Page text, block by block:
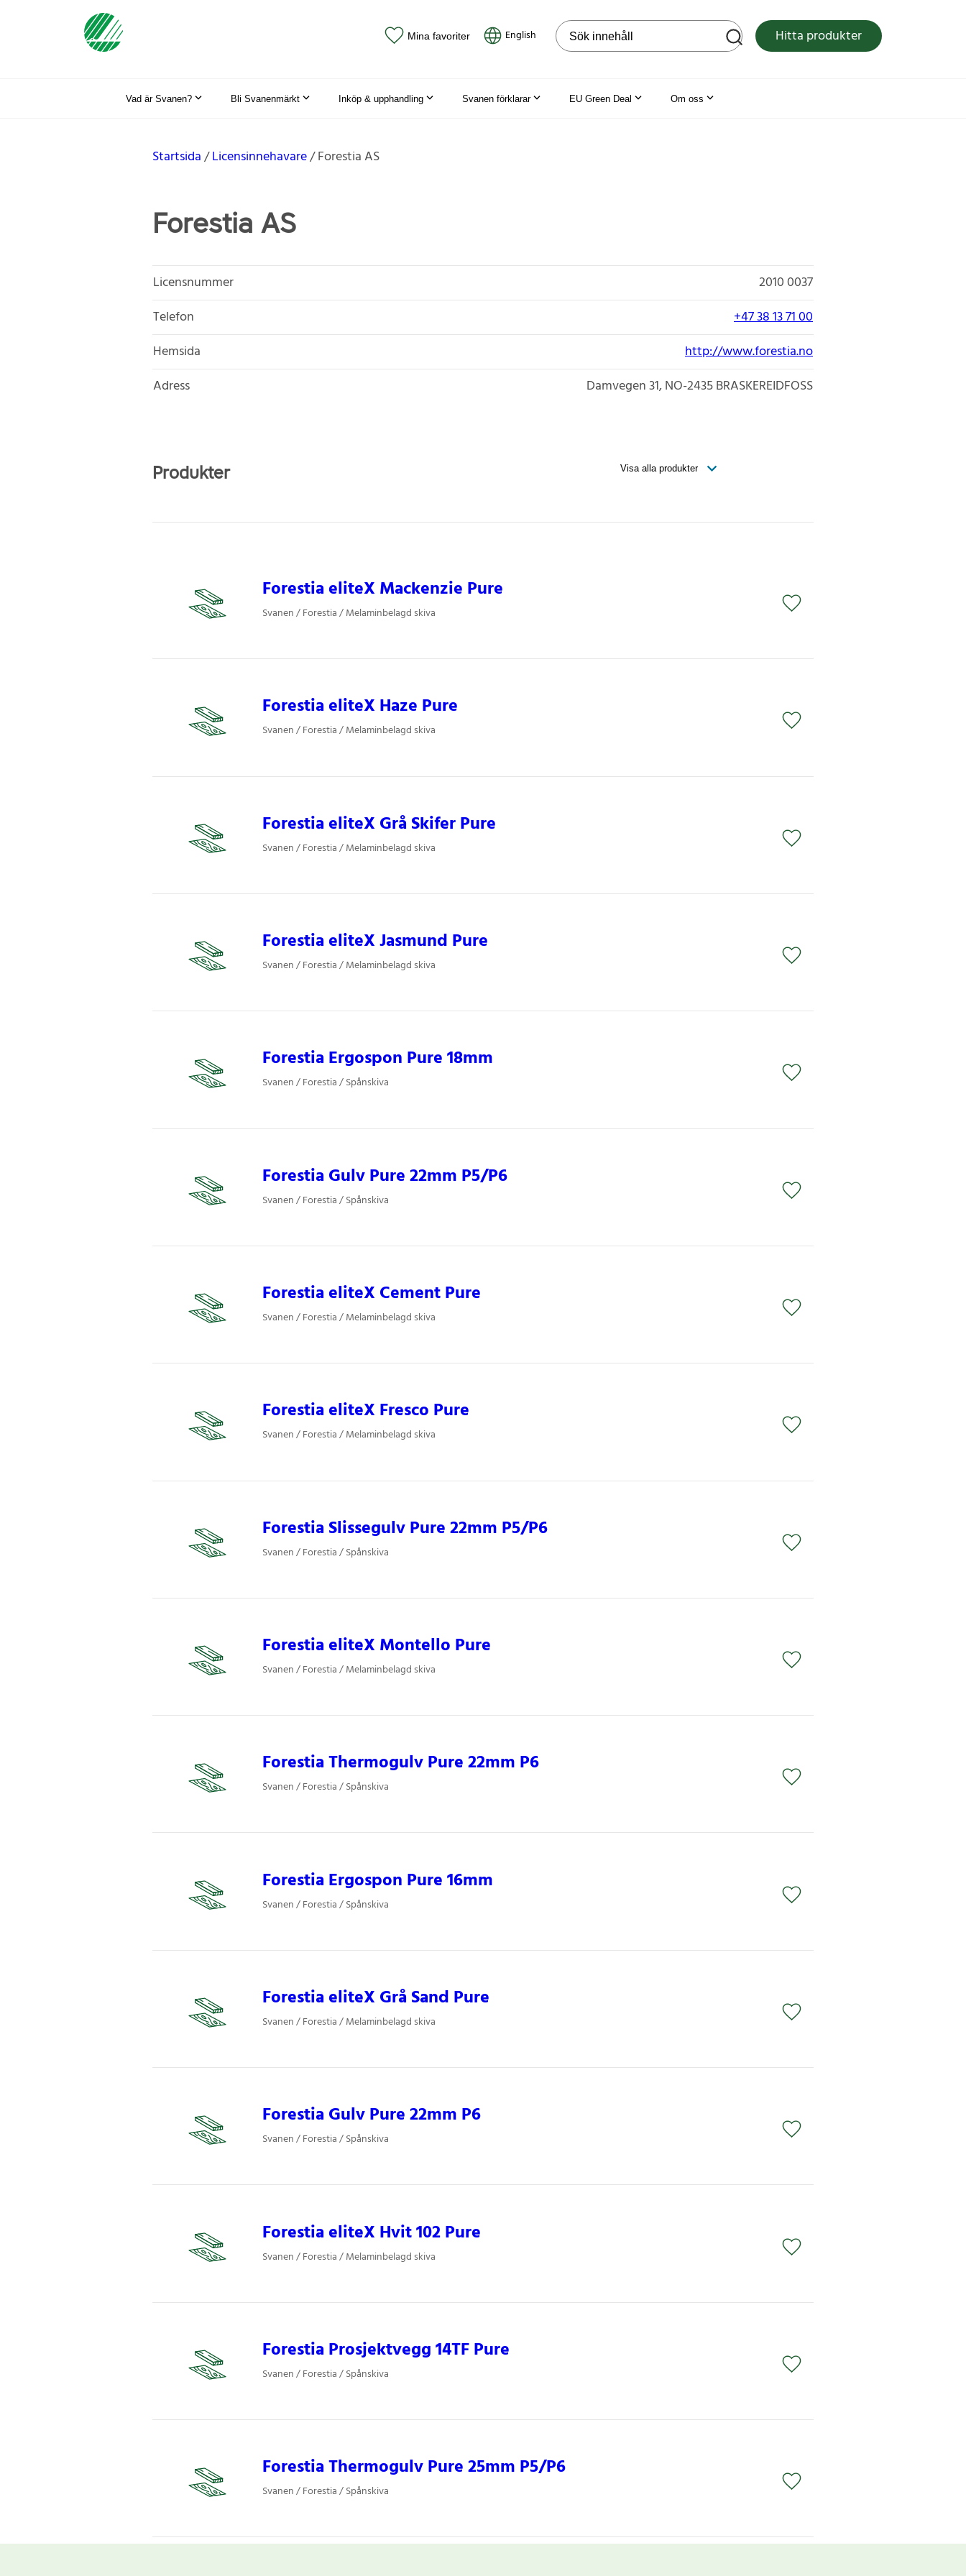
Mina favoriter English Sök på webbplatsen Hitta produkter
Vad är Svanen? Bli Svanenmärkt Inköp & upphandling Svanen förklarar EU Green Deal Om oss
Startsida Licensinnehavare Forestia AS
Forestia AS
Licensnummer
2010 0037
Telefon
+47 38 13 71 00
Hemsida
http://www.forestia.no
Adress
Damvegen 31 NO-2435BRASKEREIDFOSS
Produkter
Forestia eliteX Mackenzie Pure
Svanen / Forestia / Melaminbelagd skiva
Forestia eliteX Haze Pure
Svanen / Forestia / Melaminbelagd skiva
Forestia eliteX Grå Skifer Pure
Svanen / Forestia / Melaminbelagd skiva
Forestia eliteX Jasmund Pure
Svanen / Forestia / Melaminbelagd skiva
Forestia Ergospon Pure 18mm
Svanen / Forestia / Spånskiva
Forestia Gulv Pure 22mm P5/P6
Svanen / Forestia / Spånskiva
Forestia eliteX Cement Pure
Svanen / Forestia / Melaminbelagd skiva
Forestia eliteX Fresco Pure
Svanen / Forestia / Melaminbelagd skiva
Forestia Slissegulv Pure 22mm P5/P6
Svanen / Forestia / Spånskiva
Forestia eliteX Montello Pure
Svanen / Forestia / Melaminbelagd skiva
Forestia Thermogulv Pure 22mm P6
Svanen / Forestia / Spånskiva
Forestia Ergospon Pure 16mm
Svanen / Forestia / Spånskiva
Forestia eliteX Grå Sand Pure
Svanen / Forestia / Melaminbelagd skiva
Forestia Gulv Pure 22mm P6
Svanen / Forestia / Spånskiva
Forestia eliteX Hvit 102 Pure
Svanen / Forestia / Melaminbelagd skiva
Forestia Prosjektvegg 14TF Pure
Svanen / Forestia / Spånskiva
Forestia Thermogulv Pure 25mm P5/P6
Svanen / Forestia / Spånskiva